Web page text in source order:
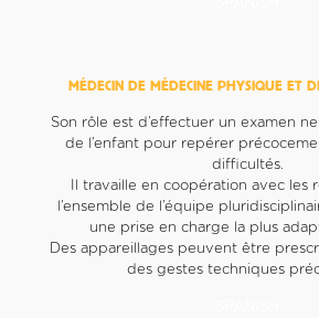
MÉDECIN DE MÉDECINE PHYSIQUE ET
Son rôle est d’effectuer un examen
de l’enfant pour repérer
difficultés.
Il travaille en coopération avec les
l’ensemble de l’équipe
une prise en charge la plus
Des appareillages peuvent être
des gestes techniques